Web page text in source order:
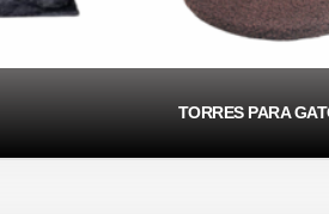
TORRES PARA